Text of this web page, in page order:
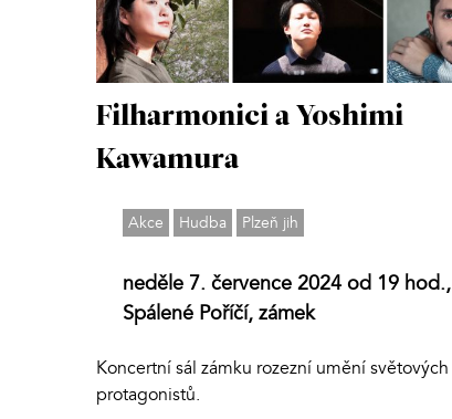
Filharmonici a Yoshimi
Kawamura
Akce Hudba Plzeň jih
neděle 7. července 2024 od 19 hod.,
Spálené Poříčí, zámek
Koncertní sál zámku rozezní umění světových
protagonistů.